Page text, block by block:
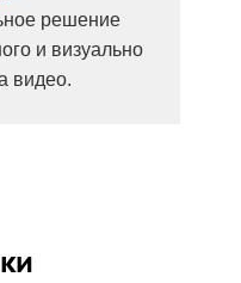
решение
и визуально
видео.